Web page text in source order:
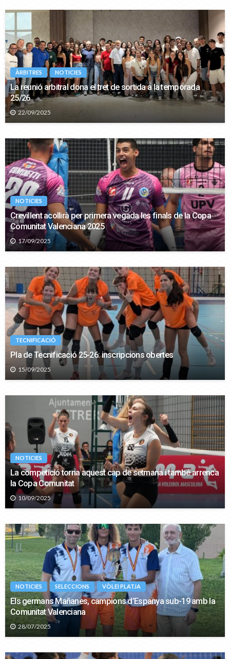
ÀRBITRES NOTICIES
La reunió arbitral dona el tret de sortida a la temporada
25/26
22/09/2025
NOTICIES
Crevillent acollirà per primera vegada les finals de la Copa
Comunitat Valenciana 2025
17/09/2025
TECNIFICACIÓ
Pla de Tecnificació 25-26: inscripcions obertes
15/09/2025
NOTICIES
La competició torna aquest cap de setmana i també arrenca
la Copa Comunitat
10/09/2025
NOTICIES SELECCIONS VÒLEI PLATJA
Els germans Mañanes, campions d’Espanya sub-19 amb la
Comunitat Valenciana
28/07/2025